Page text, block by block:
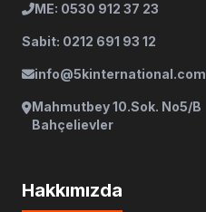
ME: 0530 912 37 23
Sabit: 0212 691 93 12
info@5kinternational.com
Mahmutbey 10.Sok. No5/B
Bahçelievler
Hakkımızda